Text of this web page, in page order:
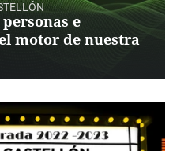
e
motor de nuestra